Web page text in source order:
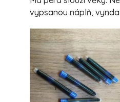
vypsanou náplň,